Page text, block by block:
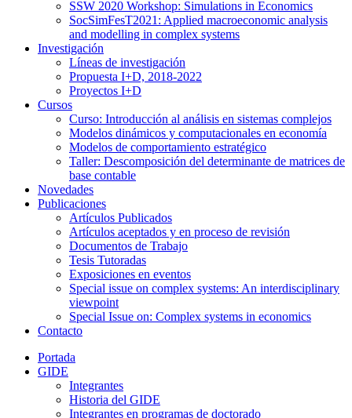
SSW 2020 Workshop: Simulations in Economics
SocSimFesT2021: Applied macroeconomic analysis
and modelling in complex systems
Investigación
Líneas de investigación
Propuesta I+D, 2018-2022
Proyectos I+D
Cursos
Curso: Introducción al análisis en sistemas complejos
Modelos dinámicos y computacionales en economía
Modelos de comportamiento estratégico
Taller: Descomposición del determinante de matrices de
base contable
Novedades
Publicaciones
Artículos Publicados
Artículos aceptados y en proceso de revisión
Documentos de Trabajo
Tesis Tutoradas
Exposiciones en eventos
Special issue on complex systems: An interdisciplinary
viewpoint
Special Issue on: Complex systems in economics
Contacto
Portada
GIDE
Integrantes
Historia del GIDE
Integrantes en programas de doctorado